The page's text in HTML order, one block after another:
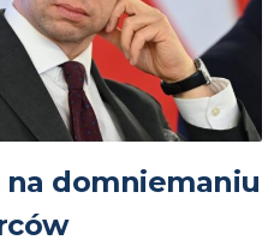
na domniemaniu